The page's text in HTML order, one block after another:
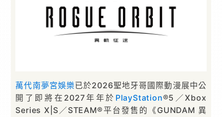
萬代南夢宮娛樂已於2026聖地牙哥國際動漫展中公
開了即將在2027年年於 PlayStation®5／Xbox
Series X|S／STEAM®平台發售的《GUNDAM 異